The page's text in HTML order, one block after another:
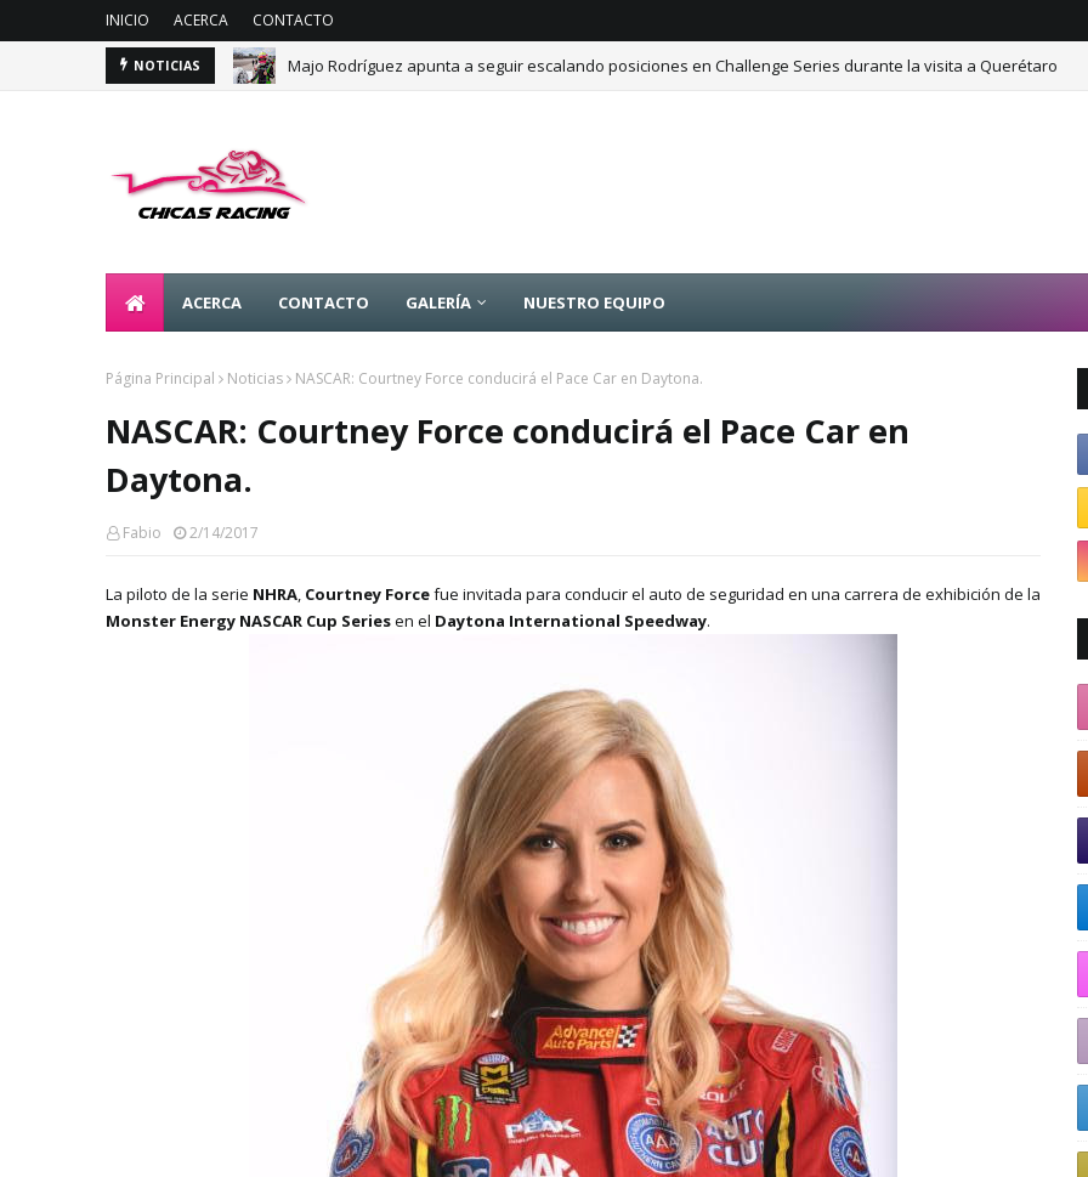
INICIO ACERCA CONTACTO
NOTICIAS Majo Rodríguez apunta a seguir escalando posiciones en Challenge Series durante la visita a Querétaro
ACERCA CONTACTO GALERÍA NUESTRO EQUIPO
Página Principal Noticias NASCAR: Courtney Force conducirá el Pace Car en Daytona.
NASCAR: Courtney Force conducirá el Pace Car en
Daytona.
Fabio 2/14/2017
La piloto de la serie NHRA, Courtney Forcefue invitada para conducir el auto de seguridad en una carrera de exhibición de la
Monster Energy NASCAR Cup Seriesen el Daytona International Speedway.